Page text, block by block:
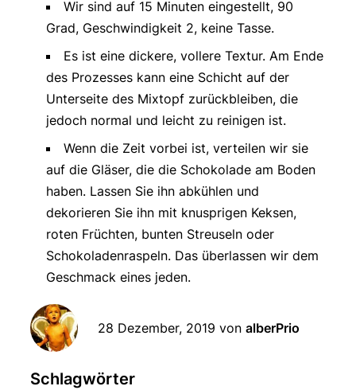
Wir sind auf 15 Minuten eingestellt, 90
Grad, Geschwindigkeit 2, keine Tasse.
Es ist eine dickere, vollere Textur. Am Ende
des Prozesses kann eine Schicht auf der
Unterseite des Mixtopf zurückbleiben, die
jedoch normal und leicht zu reinigen ist.
Wenn die Zeit vorbei ist, verteilen wir sie
auf die Gläser, die die Schokolade am Boden
haben. Lassen Sie ihn abkühlen und
dekorieren Sie ihn mit knusprigen Keksen,
roten Früchten, bunten Streuseln oder
Schokoladenraspeln. Das überlassen wir dem
Geschmack eines jeden.
28 Dezember, 2019 von alberPrio
Schlagwörter